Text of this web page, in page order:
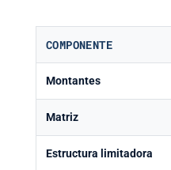
COMPONENTE
Montantes
Matriz
Estructura limitadora